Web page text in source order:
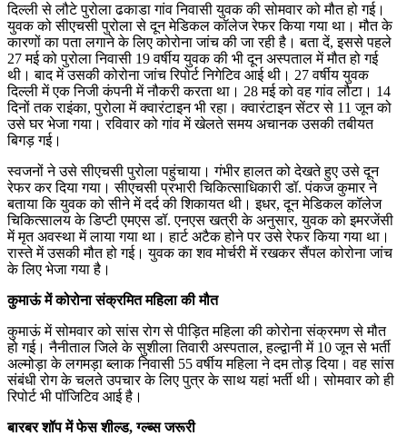
दिल्ली से लौटे पुरोला ढकाडा गांव निवासी युवक की सोमवार को मौत हो गई।
युवक को सीएचसी पुरोला से दून मेडिकल कॉलेज रेफर किया गया था। मौत के
कारणों का पता लगाने के लिए कोरोना जांच की जा रही है। बता दें, इससे पहले
27 मई को पुरोला निवासी 19 वर्षीय युवक की भी दून अस्पताल में मौत हो गई
थी। बाद में उसकी कोरोना जांच रिपोर्ट निगेटिव आई थी। 27 वर्षीय युवक
दिल्ली में एक निजी कंपनी में नौकरी करता था। 28 मई को वह गांव लौटा। 14
दिनों तक राइंका, पुरोला में क्वारंटाइन भी रहा। क्वारंटाइन सेंटर से 11 जून को
उसे घर भेजा गया। रविवार को गांव में खेलते समय अचानक उसकी तबीयत
बिगड़ गई।
स्वजनों ने उसे सीएचसी पुरोला पहुंचाया। गंभीर हालत को देखते हुए उसे दून
रेफर कर दिया गया। सीएचसी प्रभारी चिकित्साधिकारी डॉ. पंकज कुमार ने
बताया कि युवक को सीने में दर्द की शिकायत थी। इधर, दून मेडिकल कॉलेज
चिकित्सालय के डिप्टी एमएस डॉ. एनएस खत्री के अनुसार, युवक को इमरजेंसी
में मृत अवस्था में लाया गया था। हार्ट अटैक होने पर उसे रेफर किया गया था।
रास्ते में उसकी मौत हो गई। युवक का शव मोर्चरी में रखकर सैंपल कोरोना जांच
के लिए भेजा गया है।
कुमाऊं में कोरोना संक्रमित महिला की मौत
कुमाऊं में सोमवार को सांस रोग से पीड़ित महिला की कोरोना संक्रमण से मौत
हो गई। नैनीताल जिले के सुशीला तिवारी अस्पताल, हल्द्वानी में 10 जून से भर्ती
अल्मोड़ा के लगमड़ा ब्लाक निवासी 55 वर्षीय महिला ने दम तोड़ दिया। वह सांस
संबंधी रोग के चलते उपचार के लिए पुत्र के साथ यहां भर्ती थी। सोमवार को ही
रिपोर्ट भी पॉजिटिव आई है।
बारबर शॉप में फेस शील्ड, ग्ल्ब्स जरूरी